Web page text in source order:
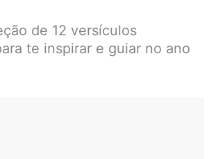
de 12 versículos
te inspirar e guiar no ano